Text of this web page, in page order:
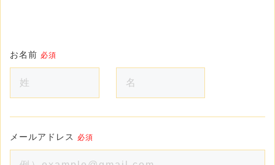
お名前 必須
メールアドレス 必須